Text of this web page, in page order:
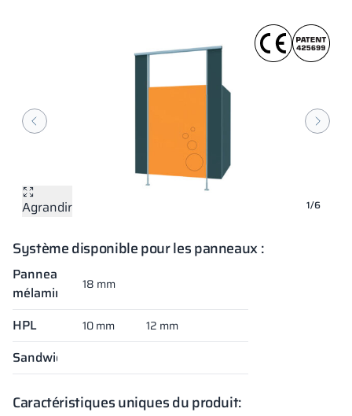
1/6
Agrandir
Agrandir
Agrandir
Agrandir
Agrandir
Agrandir
Système disponible pour les panneaux :
Panneaux
mélaminés
18 mm
HPL 10 mm 12 mm
Sandwich
Caractéristiques uniques du produit: